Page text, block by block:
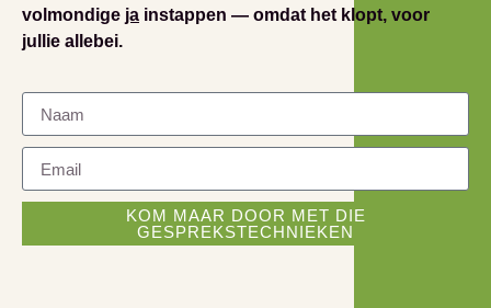
volmondige ja instappen — omdat het klopt, voor
jullie allebei.
KOM MAAR DOOR MET DIE
GESPREKSTECHNIEKEN